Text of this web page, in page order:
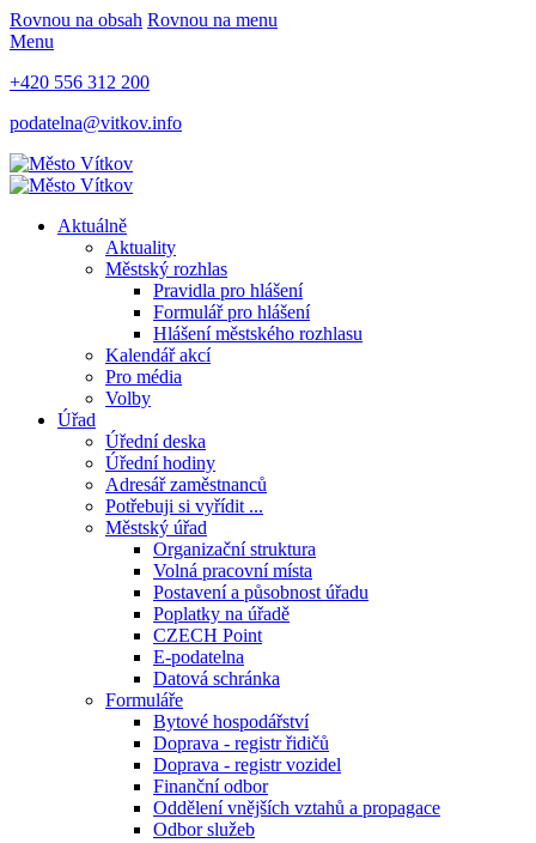
Rovnou na obsah Rovnou na menu
Menu
+420 556 312 200
podatelna@vitkov.info
Aktuálně
Aktuality
Městský rozhlas
Pravidla pro hlášení
Formulář pro hlášení
Hlášení městského rozhlasu
Kalendář akcí
Pro média
Volby
Úřad
Úřední deska
Úřední hodiny
Adresář zaměstnanců
Potřebuji si vyřídit ...
Městský úřad
Organizační struktura
Volná pracovní místa
Postavení a působnost úřadu
Poplatky na úřadě
CZECH Point
E-podatelna
Datová schránka
Formuláře
Bytové hospodářství
Doprava - registr řidičů
Doprava - registr vozidel
Finanční odbor
Oddělení vnějších vztahů a propagace
Odbor služeb